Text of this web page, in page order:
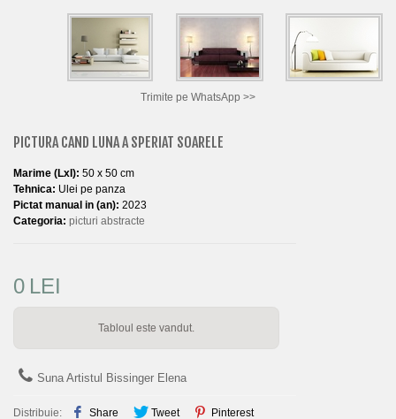
PORTRETE LA COMANDA
Trimite pe WhatsApp >>
PICTURA CAND LUNA A SPERIAT SOARELE
Marime (LxI): 50 x 50 cm
Tehnica: Ulei pe panza
Pictat manual in (an): 2023
Categoria: picturi abstracte
0 LEI
Tabloul este vandut.
Suna Artistul Bissinger Elena
Distribuie: Share Tweet Pinterest